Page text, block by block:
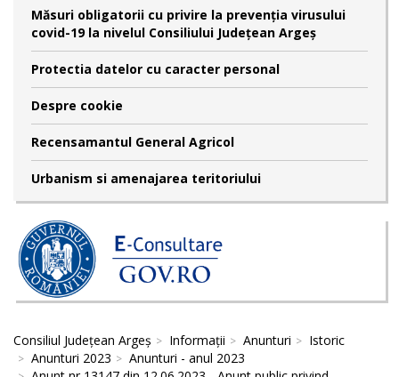
Măsuri obligatorii cu privire la prevenția virusului
covid-19 la nivelul Consiliului Județean Argeș
Protectia datelor cu caracter personal
Despre cookie
Recensamantul General Agricol
Urbanism si amenajarea teritoriului
Consiliul Județean Argeș Informații Anunturi
Istoric
Anunturi 2023
Anunturi - anul 2023